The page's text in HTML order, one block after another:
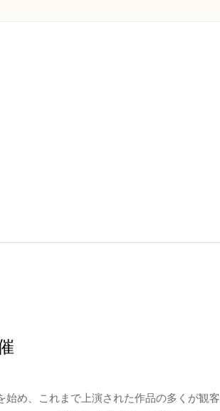
始め、これまで上演された作品の多くが観客